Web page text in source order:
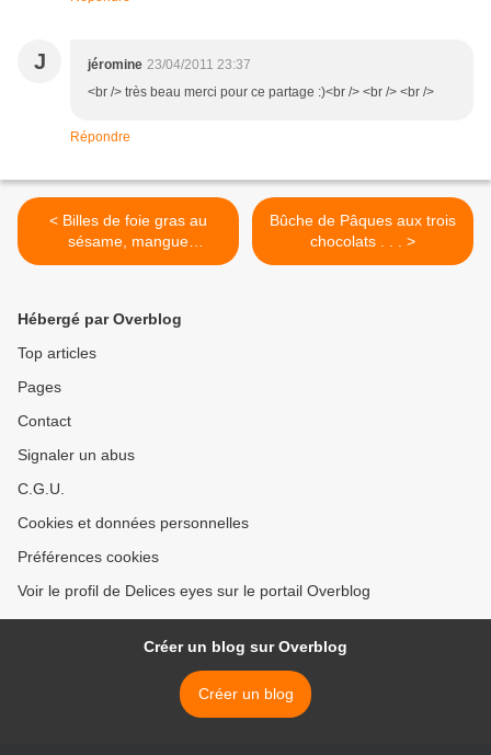
J jéromine 23/04/2011 23:37
<br /> très beau merci pour ce partage :)<br /> <br /> <br />
Répondre
< Billes de foie gras au
sésame, mangue
caramélisé, aiguillettes de
Bûche de Pâques aux trois
chocolats . . . >
Hébergé par Overblog
Top articles
Pages
Contact
Signaler un abus
C.G.U.
Cookies et données personnelles
Préférences cookies
Voir le profil de Delices eyes sur le portail Overblog
Créer un blog sur Overblog
Créer un blog